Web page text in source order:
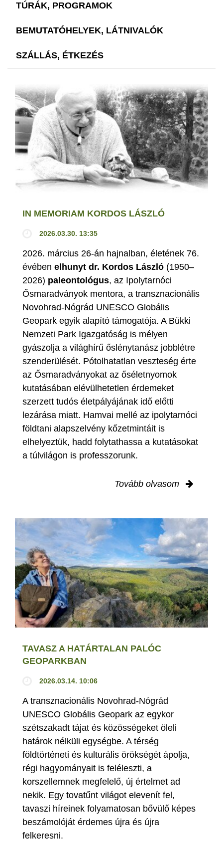
TÚRÁK, PROGRAMOK
BEMUTATÓHELYEK, LÁTNIVALÓK
SZÁLLÁS, ÉTKEZÉS
IN MEMORIAM KORDOS LÁSZLÓ
2026.03.30. 13:35
2026. március 26-án hajnalban, életének 76.
évében elhunyt dr. Kordos László (1950–
2026) paleontológus, az Ipolytarnóci
Ősmaradványok mentora, a transznacionális
Novohrad-Nógrád UNESCO Globális
Geopark egyik alapító támogatója. A Bükki
Nemzeti Park Igazgatóság is mélyen
gyászolja a világhírű őslénytanász jobblétre
szenderülését. Pótolhatatlan veszteség érte
az Ősmaradványokat az őséletnyomok
kutatásában elévülhetetlen érdemeket
szerzett tudós életpályájának idő előtti
lezárása miatt. Hamvai mellé az ipolytarnóci
földtani alapszelvény kőzetmintáit is
elhelyeztük, hadd folytathassa a kutatásokat
a túlvilágon is professzorunk.
Tovább olvasom
TAVASZ A HATÁRTALAN PALÓC
GEOPARKBAN
2026.03.14. 10:06
A transznacionális Novohrad-Nógrád
UNESCO Globális Geopark az egykor
szétszakadt tájat és közösségeket öleli
határok nélküli egységbe. A térség
földtörténeti és kulturális örökségét ápolja,
régi hagyományait is feléleszti, a
korszellemnek megfelelő, új értelmet ad
nekik. Egy tovatűnt világot elevenít fel,
tavaszi híreinek folyamatosan bővülő képes
beszámolóját érdemes újra és újra
felkeresni.